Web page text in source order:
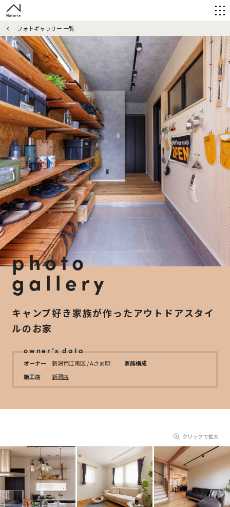
フォトギャラリー 一覧
photo
gallery
キャンプ好き家族が作ったアウトドアスタイ
ルのお家
owner’s data
オーナー 新潟市江南区 / Aさま邸
家族構成
施工店
新潟店
クリックで拡大